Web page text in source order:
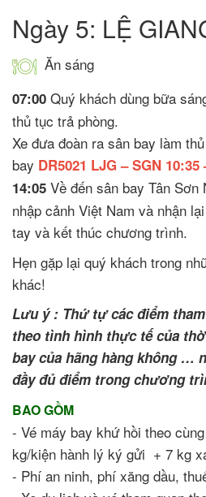
Ngày 5: LỆ
Ăn sáng
07:00 Quý khách dùng bữa
thủ tục trả phòng.
Xe đưa đoàn ra sân bay làm
bay DR5021 LJG – SGN 10:35
14:05 Về đến sân bay Tân Sơn
nhập cảnh Việt Nam và nhận
tay và kết thúc chương trình.
Hẹn gặp lại quý khách trong
khác!
Lưu ý : Thứ tự các điểm
theo tình hình thực tế của
bay của hãng hàng không …
đầy đủ điểm trong chương
BAO GỒM
- Vé máy bay khứ hồi theo
kg/kiện hành lý ký gửi + 7 kg
- Phí an ninh, phí xăng dầu,